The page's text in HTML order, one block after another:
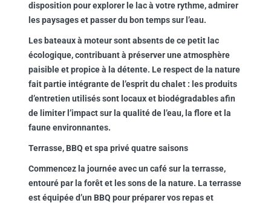
disposition pour explorer le lac à votre rythme, admirer
les paysages et passer du bon temps sur l’eau.
Les bateaux à moteur sont absents de ce petit lac
écologique, contribuant à préserver une atmosphère
paisible et propice à la détente. Le respect de la nature
fait partie intégrante de l’esprit du chalet : les produits
d’entretien utilisés sont locaux et biodégradables afin
de limiter l’impact sur la qualité de l’eau, la flore et la
faune environnantes.
Terrasse, BBQ et spa privé quatre saisons
Commencez la journée avec un café sur la terrasse,
entouré par la forêt et les sons de la nature. La terrasse
est équipée d’un BBQ pour préparer vos repas et